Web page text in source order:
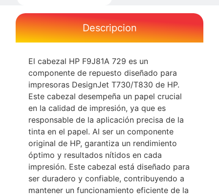
Descripcion
El cabezal HP F9J81A 729 es un
componente de repuesto diseñado para
impresoras DesignJet T730/T830 de HP.
Este cabezal desempeña un papel crucial
en la calidad de impresión, ya que es
responsable de la aplicación precisa de la
tinta en el papel. Al ser un componente
original de HP, garantiza un rendimiento
óptimo y resultados nítidos en cada
impresión. Este cabezal está diseñado para
ser duradero y confiable, contribuyendo a
mantener un funcionamiento eficiente de la